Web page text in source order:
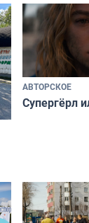
АВТОРСКОЕ
Супергёрл